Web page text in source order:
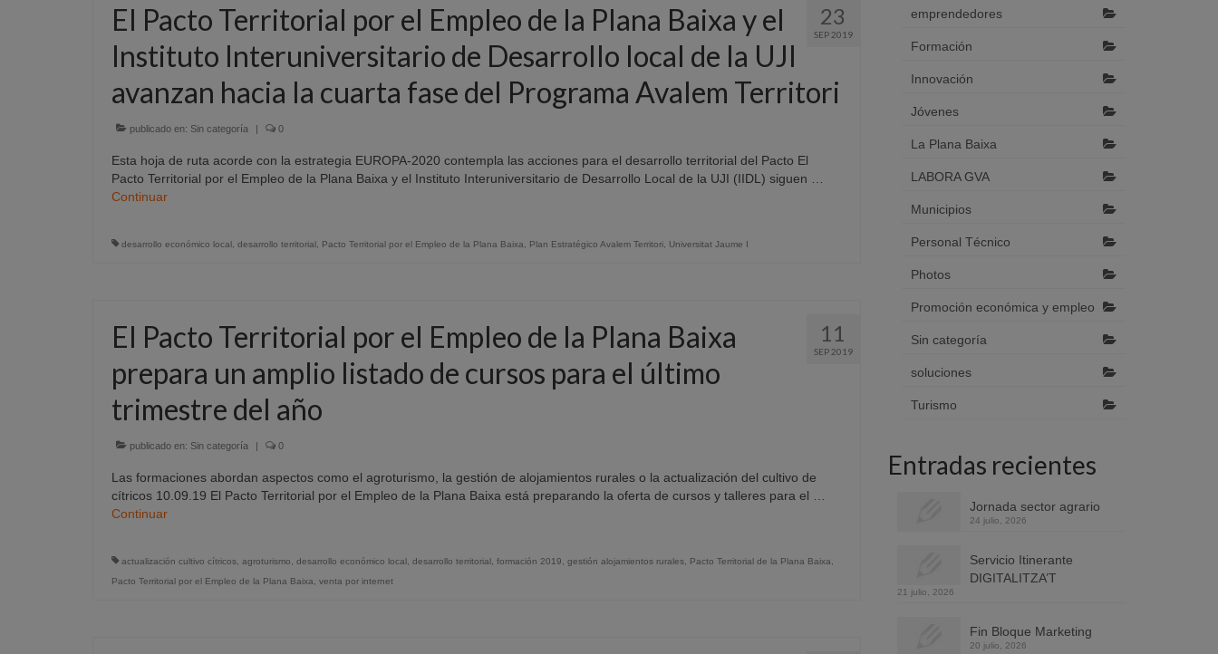
23
SEP 2019
El Pacto Territorial por el Empleo de la Plana Baixa y el
Instituto Interuniversitario de Desarrollo local de la UJI
avanzan hacia la cuarta fase del Programa Avalem Territori
publicado en: Sin categoría | 0
Esta hoja de ruta acorde con la estrategia EUROPA-2020 contempla las acciones para el desarrollo territorial del Pacto El
Pacto Territorial por el Empleo de la Plana Baixa y el Instituto Interuniversitario de Desarrollo Local de la UJI (IIDL) siguen …
Continuar
desarrollo económico local desarrollo territorial Pacto Territorial por el Empleo de la Plana Baixa Plan Estratégico Avalem Territori Universitat Jaume I
11
SEP 2019
El Pacto Territorial por el Empleo de la Plana Baixa
prepara un amplio listado de cursos para el último
trimestre del año
publicado en: Sin categoría | 0
Las formaciones abordan aspectos como el agroturismo, la gestión de alojamientos rurales o la actualización del cultivo de
cítricos 10.09.19 El Pacto Territorial por el Empleo de la Plana Baixa está preparando la oferta de cursos y talleres para el …
Continuar
actualización cultivo cítricos agroturismo desarrollo económico local desarrollo territorial formación 2019 gestión alojamientos rurales Pacto Territorial de la Plana Baixa
Pacto Territorial por el Empleo de la Plana Baixa
venta por internet
emprendedores
Formación
Innovación
Jóvenes
La Plana Baixa
LABORA GVA
Municipios
Personal Técnico
Photos
Promoción económica y empleo
Sin categoría
soluciones
Turismo
Entradas recientes
Jornada sector agrario
24 julio, 2026
Servicio Itinerante
DIGITALITZA’T
21 julio, 2026
Fin Bloque Marketing
20 julio, 2026